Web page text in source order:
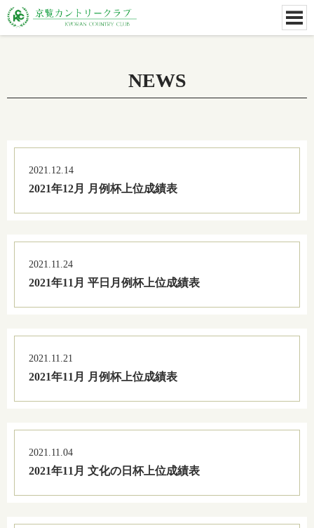
NEWS
2021.12.14
2021年12月 月例杯上位成績表
2021.11.24
2021年11月 平日月例杯上位成績表
2021.11.21
2021年11月 月例杯上位成績表
2021.11.04
2021年11月 文化の日杯上位成績表